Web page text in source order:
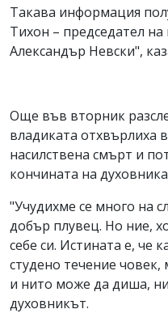
Такава информация
Тихон – председател
Александър Невски",
Още във вторник
владиката отхвърлиха
насилствена смърт и
кончината на
"Учудихме се много на
добър плувец. Но ние,
себе си. Истината е, че
студено течение човек,
и нито може да диша,
духовникът.